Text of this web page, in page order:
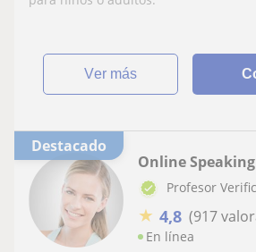
ver más
Destacado
Online Speaking
Profesor
★ 4,8 (917
En línea